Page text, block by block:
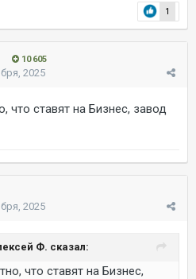
1
10 605
2025
что ставят на Бизнес, завод
2025
Ф. сказал:
что ставят на Бизнес,